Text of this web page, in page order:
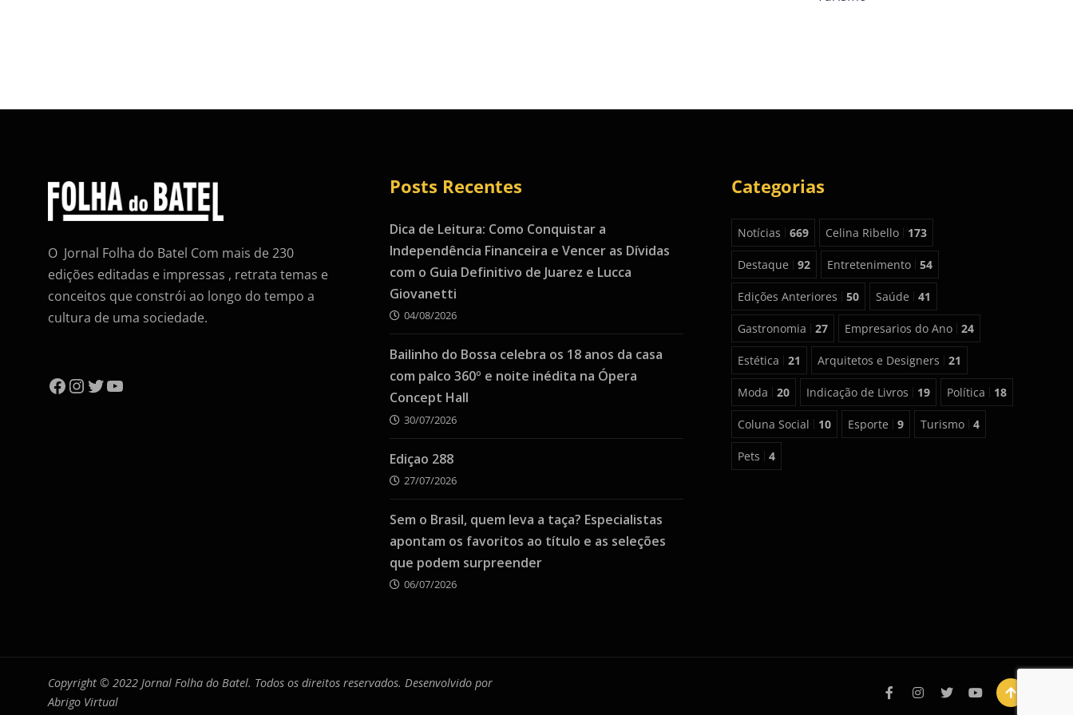
O Jornal Folha do Batel Com mais de 230
edições editadas e impressas , retrata temas e
conceitos que constrói ao longo do tempo a
cultura de uma sociedade.
Facebook
Instagram
Twitter
YouTube
Posts Recentes
Dica de Leitura: Como Conquistar a
Independência Financeira e Vencer as Dívidas
com o Guia Definitivo de Juarez e Lucca
Giovanetti
04/08/2026
Bailinho do Bossa celebra os 18 anos da casa
com palco 360º e noite inédita na Ópera
Concept Hall
30/07/2026
Ediçao 288
27/07/2026
Sem o Brasil, quem leva a taça? Especialistas
apontam os favoritos ao título e as seleções
que podem surpreender
06/07/2026
Categorias
Notícias 669 Celina Ribello 173
Destaque 92 Entretenimento 54
Edições Anteriores 50 Saúde 41
Gastronomia 27 Empresarios do Ano 24
Estética 21 Arquitetos e Designers 21
Moda 20 Indicação de Livros 19 Política 18
Coluna Social 10 Esporte 9 Turismo 4
Pets 4
Copyright © 2022 Jornal Folha do Batel. Todos os direitos reservados. Desenvolvido por
Abrigo Virtual